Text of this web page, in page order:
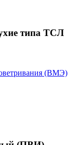
типа ТСЛ
(ВМЭ)